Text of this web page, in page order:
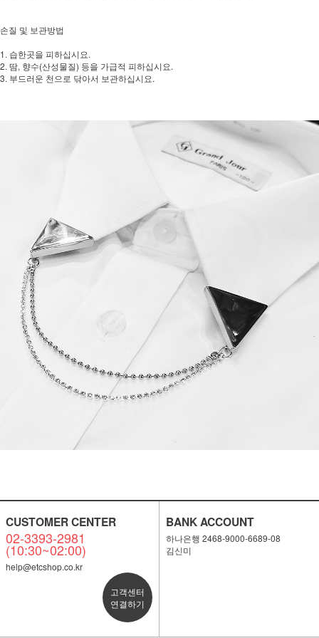
손질 및 보관방법
1. 습한곳을 피하십시요.
2. 땀, 향수(산성물질) 등을 가급적 피하십시요.
3. 부드러운 천으로 닦아서 보관하십시요.
CUSTOMER CENTER
02-3393-2981
(10:30~02:00)
help@etcshop.co.kr
고객센터
연결하기
BANK ACCOUNT
하나은행 2468-9000-6689-08
김신미